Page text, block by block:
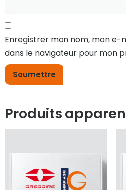
Enregistrer mon nom, mon e-
dans le navigateur pour mon
Produits